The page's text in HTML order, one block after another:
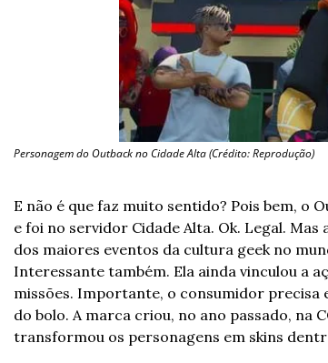
Personagem do Outback no Cidade Alta (Crédito: Reprodução)
E não é que faz muito sentido? Pois bem, o
e foi no servidor Cidade Alta. Ok. Legal. Mas
dos maiores eventos da cultura geek no
Interessante também. Ela ainda vinculou a
missões. Importante, o consumidor precisa
do bolo. A marca criou, no ano passado, na
transformou os personagens em skins